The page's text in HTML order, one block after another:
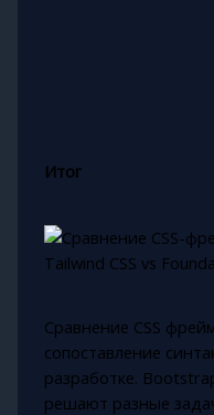
Итог
Сравнение CSS
сопоставление
разработке.
решают разные